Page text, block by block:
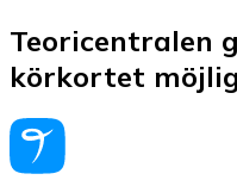
Teoricentralen
körkortet